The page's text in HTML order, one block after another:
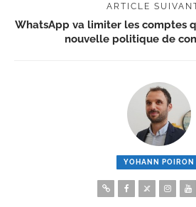
ARTICLE
WhatsApp va limiter les comptes
nouvelle politique de
YOHANN POIRON